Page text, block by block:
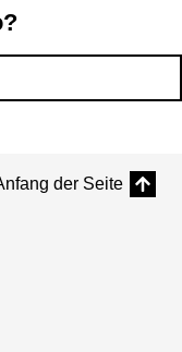
der Seite